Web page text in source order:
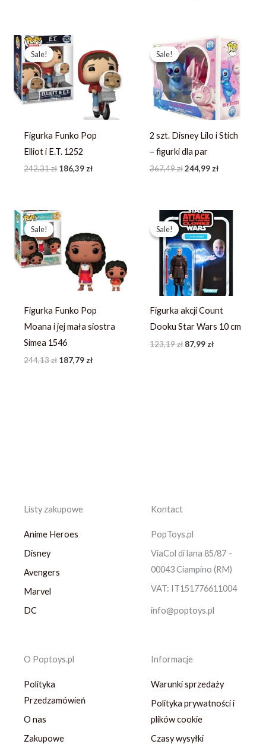
Sale!
Sale!
Figurka Funko Pop
Elliot i E.T. 1252
242,31zł
Pierwotna
cena
wynosiła:
242,31 zł.
186,39zł
cena
wynosi:
186,39 zł.
Sale!
Sale!
2 szt. Disney Lilo i Stich
– figurki dla par
367,49zł
Pierwotna
cena
wynosiła:
367,49 zł.
244,99zł
Aktualna
cena
wynosi:
244,99 zł.
Sale!
Sale!
Figurka Funko Pop
Moana i jej mała siostra
Simea 1546
244,13zł
Pierwotna
cena
wynosiła:
244,13 zł.
187,79 zł
wynosi:
187,79 zł.
Sale!
Sale!
Figurka akcji Count
Dooku Star Wars 10 cm
123,19zł
Pierwotna
cena
wynosiła:
123,19 zł.
87,99 zł
Aktualna
cena
87,99 zł.
Listy zakupowe
Anime Heroes
Disney
Avengers
Marvel
DC
Kontact
PopToys.pl
ViaCol di lana 85/87 –
00043 Ciampino (RM)
VAT: IT151776611004
info@poptoys.pl
O Poptoys.pl
Polityka
Przedzamówień
O nas
Zakupowe
Informacje
Warunki sprzedaży
Polityka prywatności i
plików cookie
Czasy wysyłki